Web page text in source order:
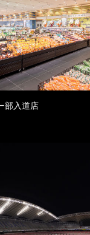
部入道店